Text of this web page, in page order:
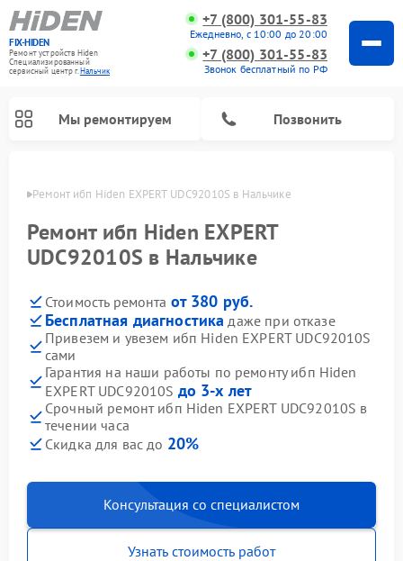
FIX-HIDEN
Ремонт устройств Hiden
Специализированный
cервисный центр г.Нальчик
+7 (800) 301-55-83
Ежедневно, с 10:00 до 20:00
+7 (800) 301-55-83
Звонок бесплатный по РФ
Мы ремонтируем Позвонить
Ремонт ибп Hiden EXPERT UDC92010S в Нальчике
Ремонт ибп Hiden EXPERT
UDC92010S в Нальчике
Стоимость ремонта от 380 руб.
Бесплатная диагностика даже при отказе
Привезем и увезем ибп Hiden EXPERT UDC92010S
сами
Гарантия на наши работы по ремонту ибп Hiden
EXPERT UDC92010S до 3-х лет
Срочный ремонт ибп Hiden EXPERT UDC92010S в
течении часа
Скидка для вас до 20%
Консультация со специалистом
Узнать стоимость работ